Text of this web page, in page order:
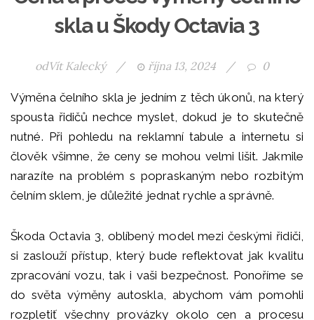
skla u Škody Octavia 3
odVít Kalecký / října 13, 2024 / 0
Výměna čelního skla je jedním z těch úkonů, na který
spousta řidičů nechce myslet, dokud je to skutečně
nutné. Při pohledu na reklamní tabule a internetu si
člověk všimne, že ceny se mohou velmi lišit. Jakmile
narazíte na problém s popraskaným nebo rozbitým
čelním sklem, je důležité jednat rychle a správně.
Škoda Octavia 3, oblíbený model mezi českými řidiči,
si zaslouží přístup, který bude reflektovat jak kvalitu
zpracování vozu, tak i vaši bezpečnost. Ponoříme se
do světa výměny autoskla, abychom vám pomohli
rozpletiť všechny provázky okolo cen a procesu